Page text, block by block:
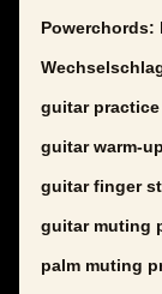
Powerchords:
guitar
guitar warm-
guitar finger
guitar muting
palm muting